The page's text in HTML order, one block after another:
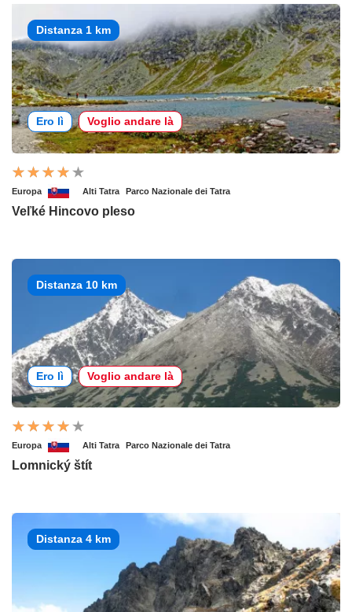
Distanza 1 km
Ero lì Voglio andare là
Europa Alti Tatra Parco Nazionale dei Tatra
Veľké Hincovo pleso
Distanza 10 km
Ero lì Voglio andare là
Europa Alti Tatra Parco Nazionale dei Tatra
Lomnický štít
Distanza 4 km